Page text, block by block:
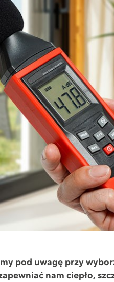
pod uwagę przy
nam ciepło,